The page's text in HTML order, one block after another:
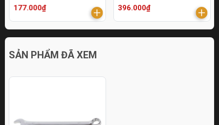
177.000₫ 396.000₫
SẢN PHẨM ĐÃ XEM